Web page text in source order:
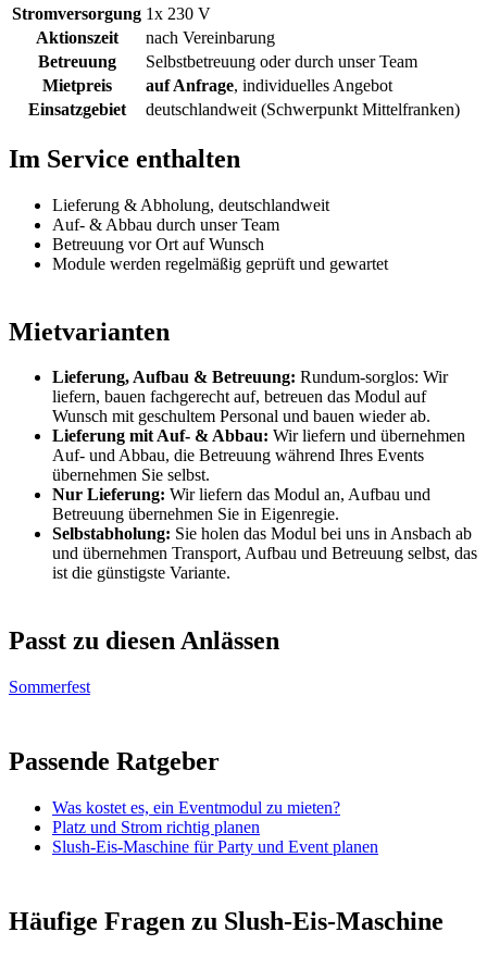
Stromversorgung 1x 230 V
Aktionszeit
nach Vereinbarung
Betreuung
Selbstbetreuung oder durch unser Team
Mietpreis
auf Anfrage, individuelles Angebot
Einsatzgebiet
deutschlandweit (Schwerpunkt Mittelfranken)
Im Service enthalten
Lieferung & Abholung, deutschlandweit
Auf- & Abbau durch unser Team
Betreuung vor Ort auf Wunsch
Module werden regelmäßig geprüft und gewartet
Mietvarianten
Lieferung, Aufbau & Betreuung: Rundum-sorglos: Wir
liefern, bauen fachgerecht auf, betreuen das Modul auf
Wunsch mit geschultem Personal und bauen wieder ab.
Lieferung mit Auf- & Abbau: Wir liefern und übernehmen
Auf- und Abbau, die Betreuung während Ihres Events
übernehmen Sie selbst.
Nur Lieferung: Wir liefern das Modul an, Aufbau und
Betreuung übernehmen Sie in Eigenregie.
Selbstabholung: Sie holen das Modul bei uns in Ansbach ab
und übernehmen Transport, Aufbau und Betreuung selbst, das
ist die günstigste Variante.
Passt zu diesen Anlässen
Sommerfest
Passende Ratgeber
Was kostet es, ein Eventmodul zu mieten?
Platz und Strom richtig planen
Slush-Eis-Maschine für Party und Event planen
Häufige Fragen zu Slush-Eis-Maschine